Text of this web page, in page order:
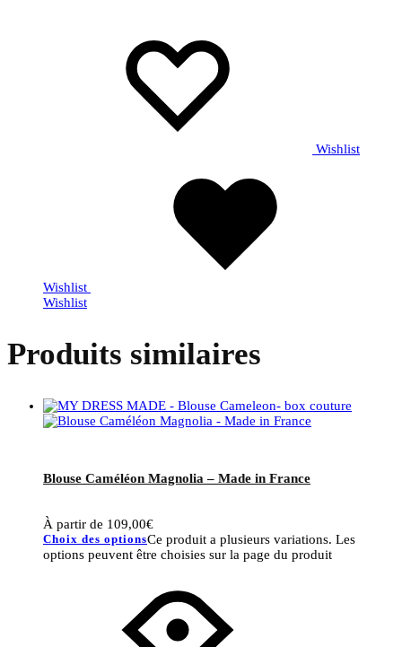
Wishlist
Wishlist
Wishlist
Produits similaires
Blouse Caméléon Magnolia – Made in France
À partir de 109,00€
Choix des optionsCe produit a plusieurs variations. Les
options peuvent être choisies sur la page du produit